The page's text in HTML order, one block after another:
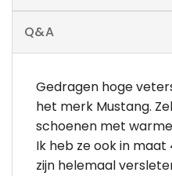
Q&A
Gedragen hoge
het merk Mustang.
schoenen met
Ik heb ze ook in
zijn helemaal